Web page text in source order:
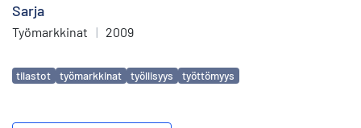
Sarja
Työmarkkinat | 2009
Avainsanat
tilastot työmarkkinat työllisyys työttömyys